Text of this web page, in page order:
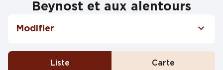
Beynost et aux alentours
Modifier
Liste Carte